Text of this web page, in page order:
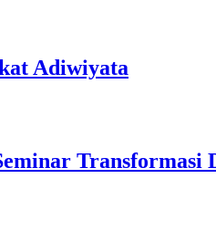
Adiwiyata
Transformasi